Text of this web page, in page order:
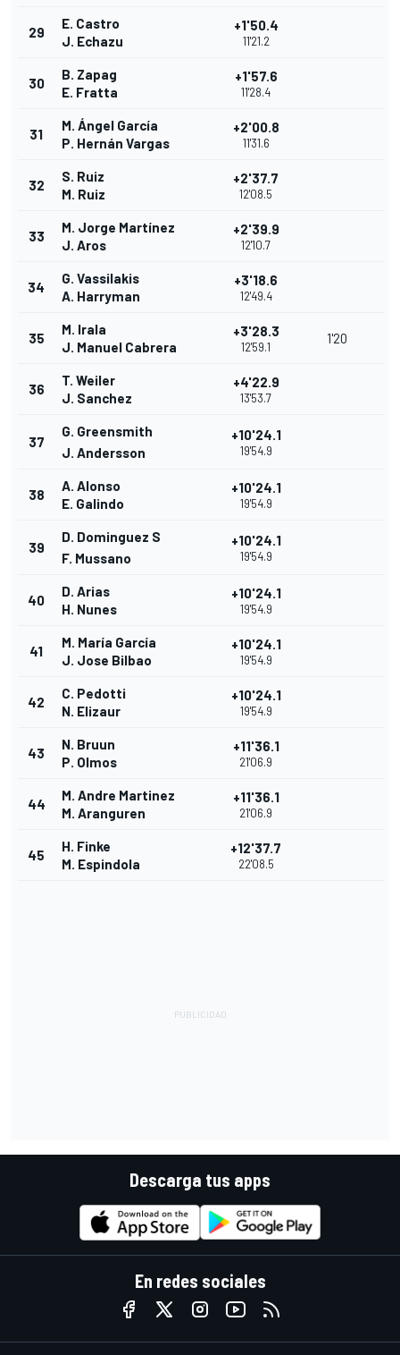
29
E. Castro
J. Echazu
+1'50.4
11'21.2
30
B. Zapag
E. Fratta
+1'57.6
11'28.4
31
M. Ángel García
P. Hernán Vargas
+2'00.8
11'31.6
32
S. Ruiz
M. Ruiz
+2'37.7
12'08.5
33
M. Jorge Martínez
J. Aros
+2'39.9
12'10.7
34
G. Vassilakis
A. Harryman
+3'18.6
12'49.4
35
M. Irala
J. Manuel Cabrera
+3'28.3
12'59.1
1'20
36
T. Weiler
J. Sanchez
+4'22.9
13'53.7
37
G. Greensmith
J. Andersson
+10'24.1
19'54.9
38
A. Alonso
E. Galindo
+10'24.1
19'54.9
39
D. Dominguez S
F. Mussano
+10'24.1
19'54.9
40
D. Arias
H. Nunes
+10'24.1
19'54.9
41
M. María García
J. Jose Bilbao
+10'24.1
19'54.9
42
C. Pedotti
N. Elizaur
+10'24.1
19'54.9
43
N. Bruun
P. Olmos
+11'36.1
21'06.9
44
M. Andre Martinez
M. Aranguren
+11'36.1
21'06.9
45
H. Finke
M. Espindola
+12'37.7
22'08.5
Descarga tus apps
En redes sociales